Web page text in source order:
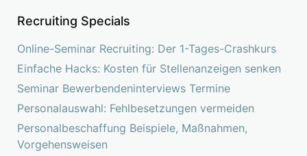
Recruiting Specials
Online-Seminar Recruiting: Der 1-Tages-Crashkurs
Einfache Hacks: Kosten für Stellenanzeigen senken
Seminar Bewerbendeninterviews Termine
Personalauswahl: Fehlbesetzungen vermeiden
Personalbeschaffung Beispiele, Maßnahmen,
Vorgehensweisen